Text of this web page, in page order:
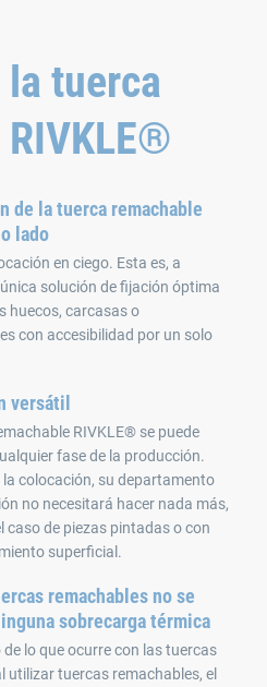
tuerca
de la tuerca remachable
lado
en ciego. Esta es, a
solución de fijación óptima
huecos, carcasas o
con accesibilidad por un solo
versátil
RIVKLE® se puede
fase de la producción.
la colocación, su departamento
no necesitará hacer nada más,
caso de piezas pintadas o con
superficial.
remachables no se
sobrecarga térmica
lo que ocurre con las tuercas
utilizar tuercas remachables, el